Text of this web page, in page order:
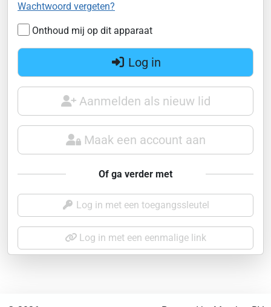
Wachtwoord vergeten?
Onthoud mij op dit apparaat
Log in
Aanmelden als nieuw lid
Maak een account aan
Of ga verder met
Log in met een toegangssleutel
Log in met een eenmalige link